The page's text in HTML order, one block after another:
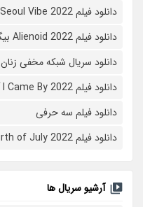
دانلود فیلم Seoul Vibe 2022 حال و هوای سئول
دانلود فیلم Alienoid 2022 بیگانه
دانلود سریال شبکه مخفی زنان
دانلود فیلم I Came By 2022 آمدم
دانلود فیلم سه حرفی
دانلود فیلم Fourth of July 2022 چهارم جولای
آرشیو سریال ها